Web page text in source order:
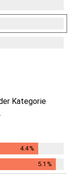
Kategorie
4.4%
5.1 %